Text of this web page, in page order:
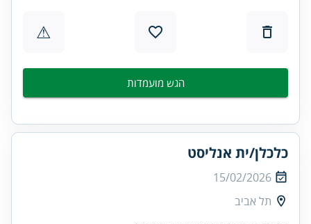
⚠
הגש מועמדות
כלכלן/ית אנליסט
15/02/2026
תל אביב